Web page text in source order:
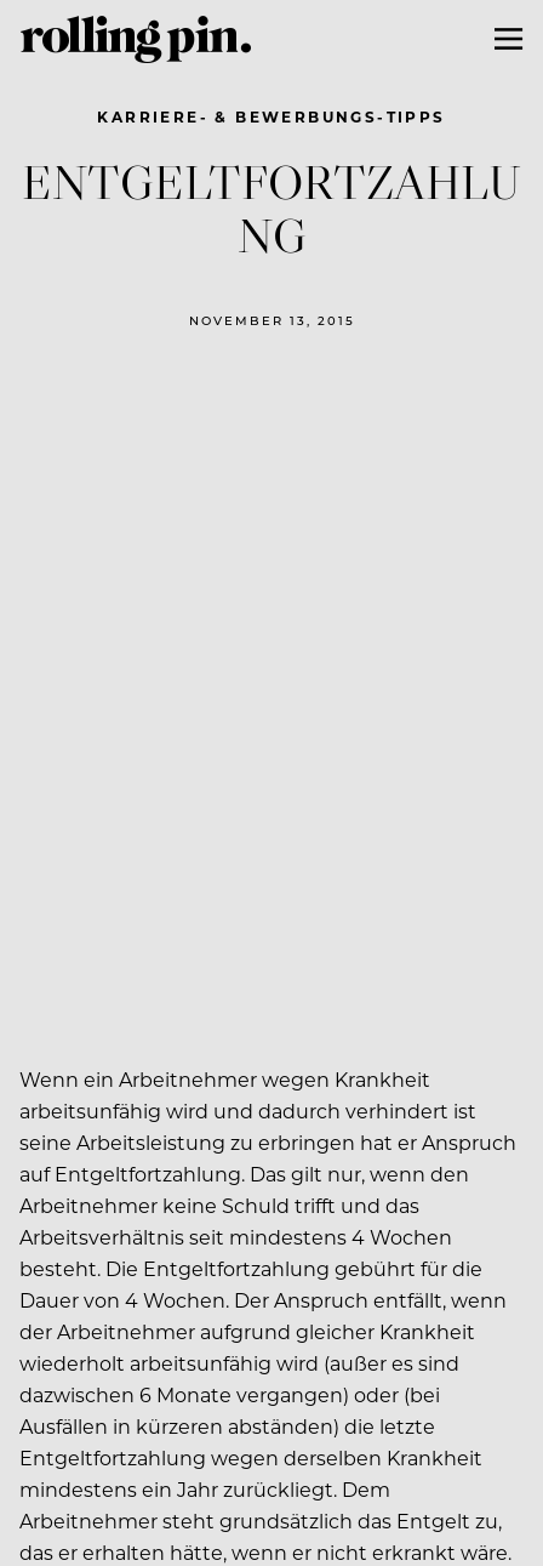
KARRIERE- & BEWERBUNGS-TIPPS
ENTGELTFORTZAHLU
NG
NOVEMBER 13, 2015
Wenn ein Arbeitnehmer wegen Krankheit
arbeitsunfähig wird und dadurch verhindert ist
seine Arbeitsleistung zu erbringen hat er Anspruch
auf Entgeltfortzahlung. Das gilt nur, wenn den
Arbeitnehmer keine Schuld trifft und das
Arbeitsverhältnis seit mindestens 4 Wochen
besteht. Die Entgeltfortzahlung gebührt für die
Dauer von 4 Wochen. Der Anspruch entfällt, wenn
der Arbeitnehmer aufgrund gleicher Krankheit
wiederholt arbeitsunfähig wird (außer es sind
dazwischen 6 Monate vergangen) oder (bei
Ausfällen in kürzeren abständen) die letzte
Entgeltfortzahlung wegen derselben Krankheit
mindestens ein Jahr zurückliegt. Dem
Arbeitnehmer steht grundsätzlich das Entgelt zu,
das er erhalten hätte, wenn er nicht erkrankt wäre.